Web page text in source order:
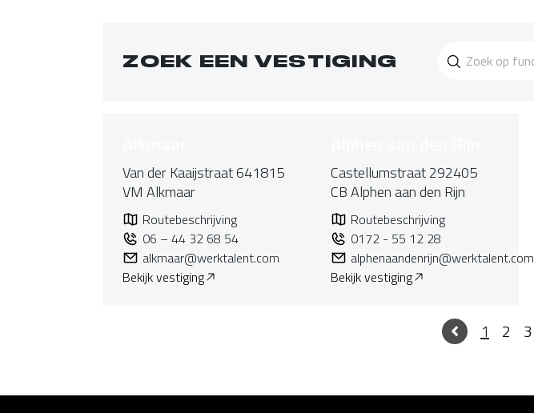
ZOEK EEN VESTIGING
Van der Kaaijstraat 641815
VM Alkmaar
Routebeschrijving
06 – 44 32 68 54
alkmaar@werktalent.com
Bekijk vestiging
Castellumstraat 292405
CB Alphen aan den Rijn
Routebeschrijving
0172 - 55 12 28
alphenaandenrijn@werktalent.com
Bekijk vestiging
1 2 3